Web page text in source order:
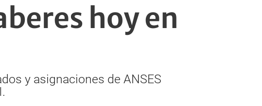
hoy en
y asignaciones de ANSES